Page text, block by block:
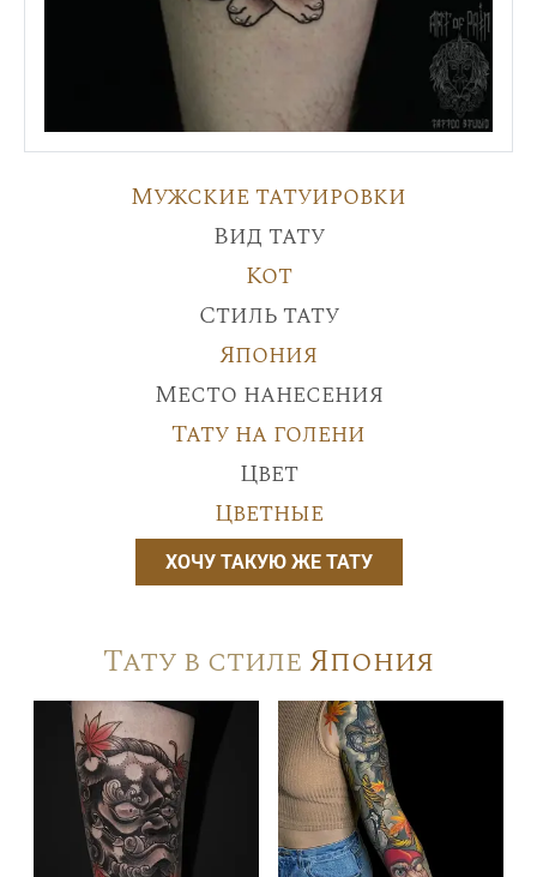
Мужские татуировки
Вид тату
Кот
Стиль тату
Япония
Место нанесения
Тату на голени
Цвет
Цветные
ХОЧУ ТАКУЮ ЖЕ ТАТУ
Тату в стилеЯпония